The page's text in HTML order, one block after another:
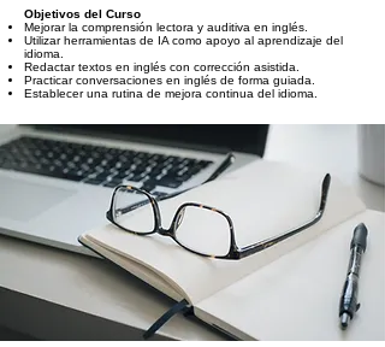
Objetivos del Curso
Mejorar la comprensión lectora y auditiva en inglés.
Utilizar herramientas de IA como apoyo al aprendizaje del
idioma.
Redactar textos en inglés con corrección asistida.
Practicar conversaciones en inglés de forma guiada.
Establecer una rutina de mejora continua del idioma.